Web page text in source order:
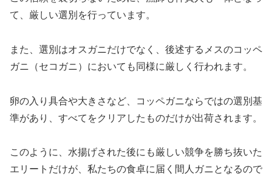
て、厳しい選別を行っています。
また、選別はオスガニだけでなく、後述するメスのコッペ
ガニ（セコガニ）においても同様に厳しく行われます。
卵の入り具合や大きさなど、コッペガニならではの選別基
準があり、すべてをクリアしたものだけが出荷されます。
このように、水揚げされた後にも厳しい競争を勝ち抜いた
エリートだけが、私たちの食卓に届く間人ガニとなるので